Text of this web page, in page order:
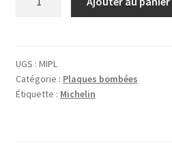
Planète
UGS : MIPL
Catégorie : Plaques bombées
Étiquette : Michelin